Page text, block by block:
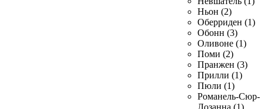
Ньон (2)
Оберриден (1)
Обонн (3)
Оливоне (1)
Поми (2)
Пранжен (3)
Прилли (1)
Пюли (1)
Романель-Сюр-
Лозанна (1)